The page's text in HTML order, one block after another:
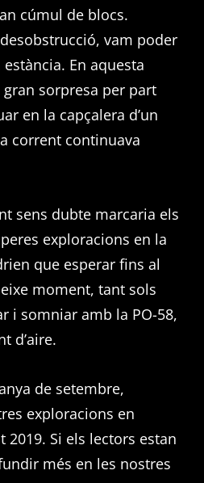
cúmul de blocs.
vam poder
En aquesta
sorpresa per part
en la capçalera d’un
corrent continuava
sens dubte marcaria els
exploracions en la
que esperar fins al
moment, tant sols
i somniar amb la PO-58,
d’aire.
de setembre,
exploracions en
2019. Si els lectors estan
més en les nostres